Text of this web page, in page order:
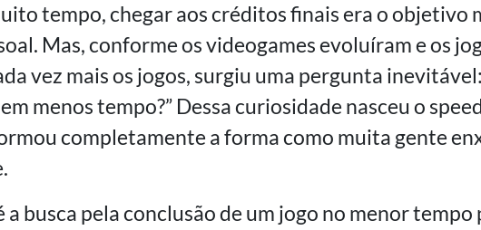
tempo, chegar aos créditos finais era o objetivo
Mas, conforme os videogames evoluíram e os
vez mais os jogos, surgiu uma pergunta
menos tempo?” Dessa curiosidade nasceu o
completamente a forma como muita gente
a busca pela conclusão de um jogo no menor tempo